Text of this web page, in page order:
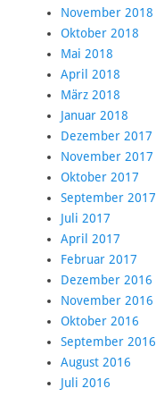
November 2018
Oktober 2018
Mai 2018
April 2018
März 2018
Januar 2018
Dezember 2017
November 2017
Oktober 2017
September 2017
Juli 2017
April 2017
Februar 2017
Dezember 2016
November 2016
Oktober 2016
September 2016
August 2016
Juli 2016